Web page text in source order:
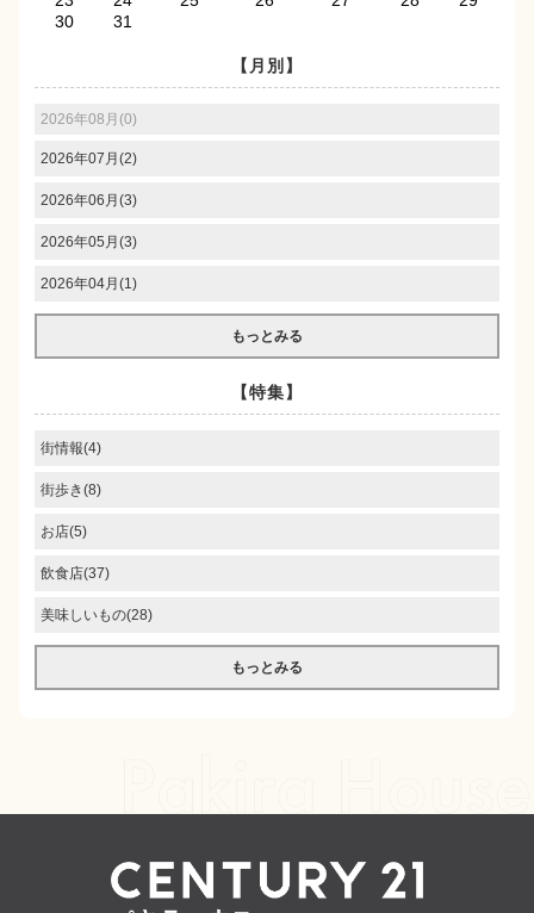
30
31
【月別】
2026年08月(0)
2026年07月(2)
2026年06月(3)
2026年05月(3)
2026年04月(1)
もっとみる
【特集】
街情報(4)
街歩き(8)
お店(5)
飲食店(37)
美味しいもの(28)
もっとみる